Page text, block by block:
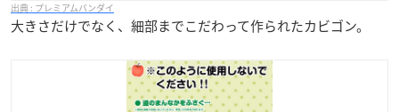
プレミアムバンダイ
大きさだけでなく、細部までこだわって作られたカビゴン。